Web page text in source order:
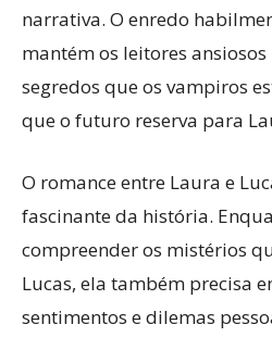
narrativa. O enredo
mantém os leitores
segredos que os vampiros
que o futuro reserva para
O romance entre Laura e
fascinante da história.
compreender os mistérios
Lucas, ela também precisa
sentimentos e dilemas